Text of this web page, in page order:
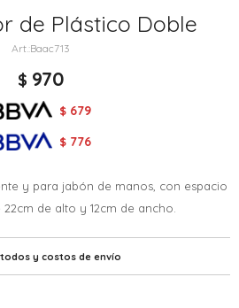
de Plástico Doble
Baac713
$ 970
$ 679
$ 776
y para jabón de manos, con espacio
de alto y 12cm de ancho.
y costos de envío